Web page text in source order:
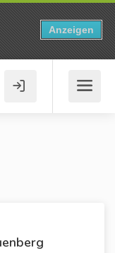
Anzeigen